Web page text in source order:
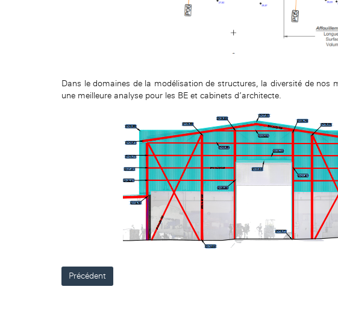
Dans le domaines de la modélisation de structures, la diversité de
une meilleure analyse pour les BE et cabinets d’architecte.
Précédent